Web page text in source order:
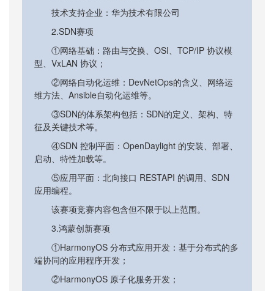
技术支持企业：华为技术有限公司
2.SDN赛项
①网络基础：路由与交换、OSI、TCP/IP 协议模
型、VxLAN 协议；
②网络自动化运维：DevNetOps的含义、网络运
维方法、Ansible自动化运维等。
③SDN的体系架构包括：SDN的定义、架构、特
征及关键技术等。
④SDN 控制平面：OpenDaylight 的安装、部署、
启动、特性加载等。
⑤应用平面：北向接口 RESTAPI 的调用、SDN
应用编程。
该赛项竞赛内容包含但不限于以上范围。
3.鸿蒙创新赛项
①HarmonyOS 分布式应用开发：基于分布式的多
端协同的应用程序开发；
②HarmonyOS 原子化服务开发；